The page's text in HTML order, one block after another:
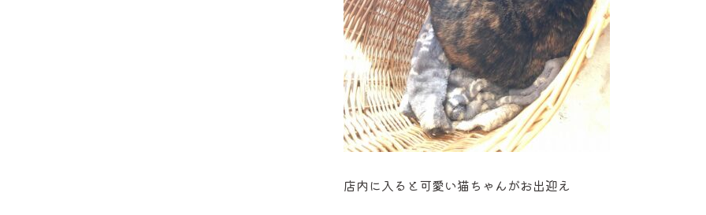
店内に入ると可愛い猫ちゃんがお出迎え